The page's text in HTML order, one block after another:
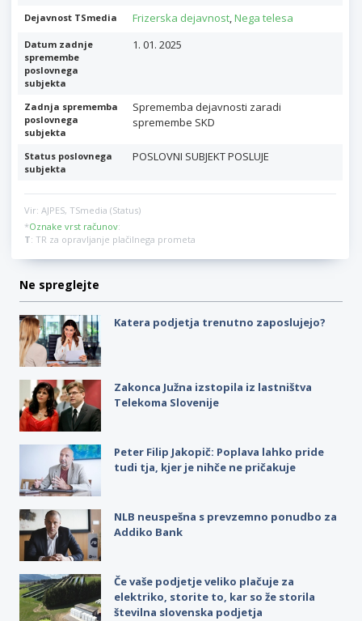
Dejavnost TSmedia Frizerska dejavnost,Nega telesa
Datum zadnje
spremembe
poslovnega
subjekta
1. 01. 2025
Zadnja sprememba
poslovnega
subjekta
Sprememba dejavnosti zaradi
spremembe SKD
Status poslovnega
subjekta
POSLOVNI SUBJEKT POSLUJE
Vir: AJPES, TSmedia (Status)
*Oznake vrst računov:
T: TR za opravljanje plačilnega prometa
Ne spreglejte
Katera podjetja trenutno zaposlujejo?
Zakonca Južna izstopila iz lastništva
Telekoma Slovenije
Peter Filip Jakopič: Poplava lahko pride
tudi tja, kjer je nihče ne pričakuje
NLB neuspešna s prevzemno ponudbo za
Addiko Bank
Če vaše podjetje veliko plačuje za
elektriko, storite to, kar so že storila
številna slovenska podjetja